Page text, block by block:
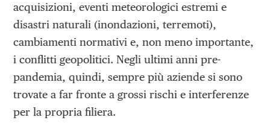
acquisizioni, eventi meteorologici estremi e
disastri naturali (inondazioni, terremoti),
cambiamenti normativi e, non meno importante,
i conflitti geopolitici. Negli ultimi anni pre-
pandemia, quindi, sempre più aziende si sono
trovate a far fronte a grossi rischi e interferenze
per la propria filiera.